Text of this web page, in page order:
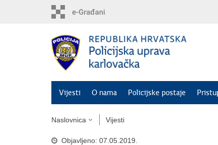
Vijesti O nama Policijske postaje
Naslovnica Vijesti
Objavljeno: 07.05.2019.